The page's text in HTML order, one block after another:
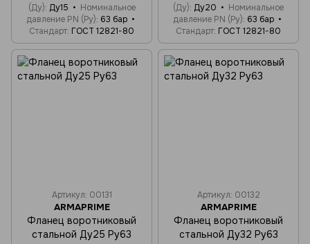
(Ду) Ду15
Номинальное
давление PN (Ру) 63 бар
Стандарт ГОСТ 12821-80
(Ду) Ду20
Номинальное
давление PN (Ру) 63 бар
Стандарт ГОСТ 12821-80
Артикул: 00131
ARMAPRIME
Фланец воротниковый
стальной Ду25 Ру63
Артикул: 00132
ARMAPRIME
Фланец воротниковый
стальной Ду32 Ру63